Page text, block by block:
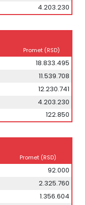
4.203.230
Promet (RSD)
18.833.495
11.539.708
12.230.741
4.203.230
122.850
Promet (RSD)
92.000
2.325.760
1.356.604